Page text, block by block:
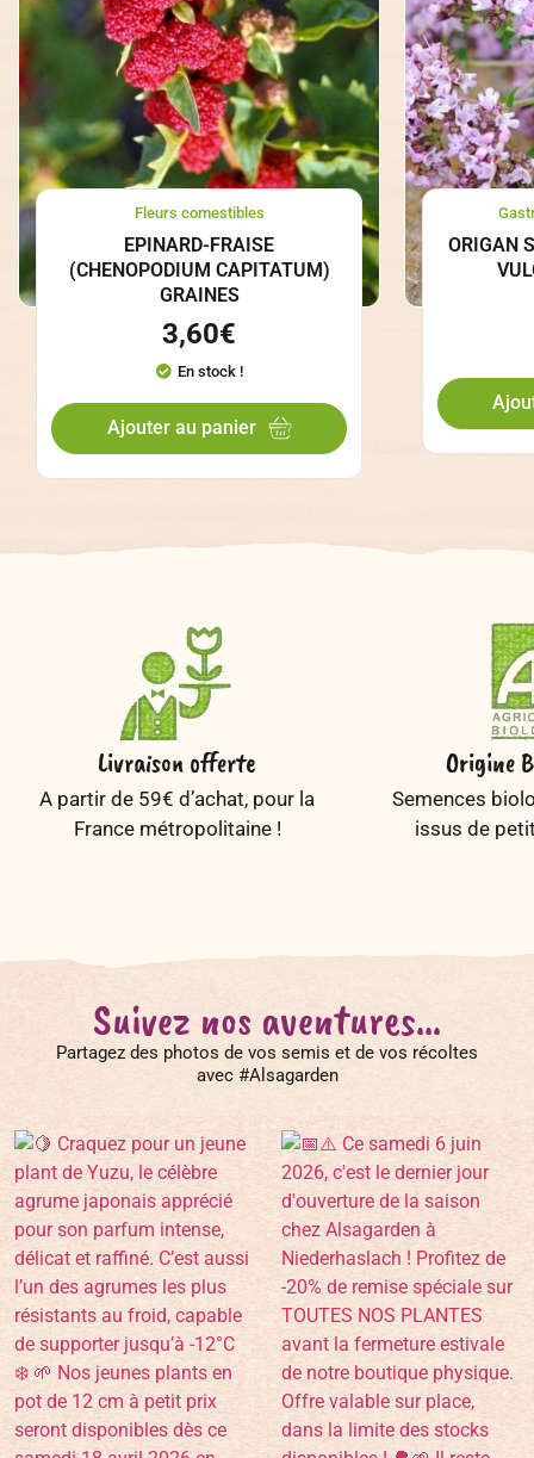
Fleurs comestibles
EPINARD-FRAISE
(CHENOPODIUM CAPITATUM)
GRAINES
3,60€
En stock !
Ajouter au panier
ORIGAN
Livraison offerte
A partir de 59€ d’achat, pour la
France métropolitaine !
Origine
Semences
issus de
Suivez nos aventures...
Partagez des photos de vos semis et de vos récoltes
avec #Alsagarden